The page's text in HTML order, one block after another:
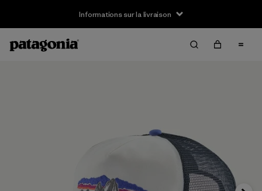
Informations sur la livraison